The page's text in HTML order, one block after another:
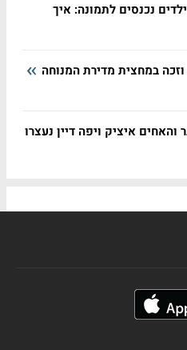
נכנסים לתמונה: איך
והאחים איציק ויפה דיין נעצרו